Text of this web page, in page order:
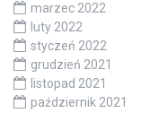
marzec 2022
luty 2022
styczeń 2022
grudzień 2021
listopad 2021
październik 2021